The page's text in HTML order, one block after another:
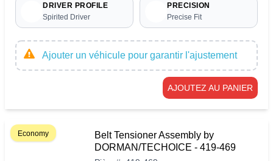
DRIVER PROFILE
Spirited Driver
PRECISION
Precise Fit
Ajouter un véhicule pour garantir l'ajustement
AJOUTEZ AU PANIER
Economy
Belt Tensioner Assembly by
DORMAN/TECHOICE - 419-469